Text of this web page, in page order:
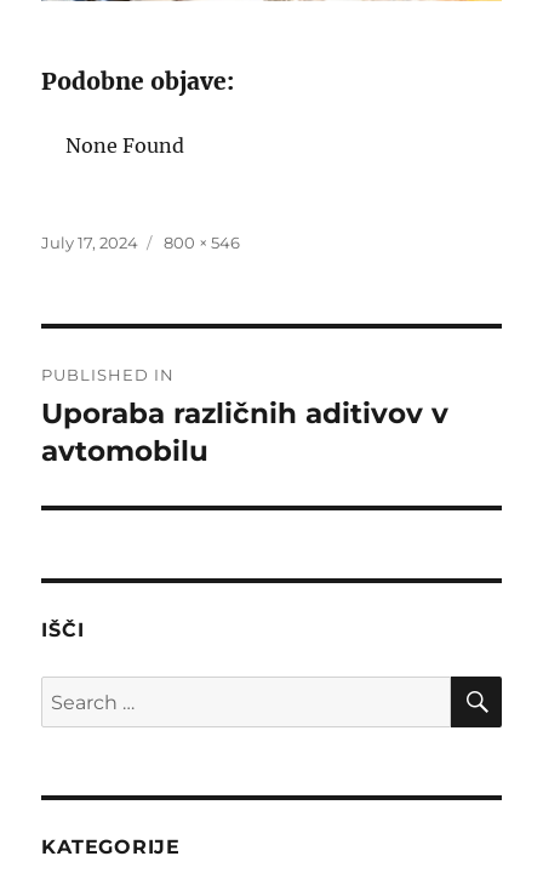
Podobne objave:
None Found
Posted
July 17, 2024
Full
800 × 546
navigation
PUBLISHED IN
Uporaba različnih aditivov v
avtomobilu
IŠČI
Search
for:
KATEGORIJE